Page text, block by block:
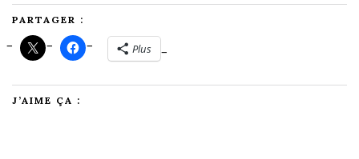
PARTAGER :
Plus
J’AIME ÇA :